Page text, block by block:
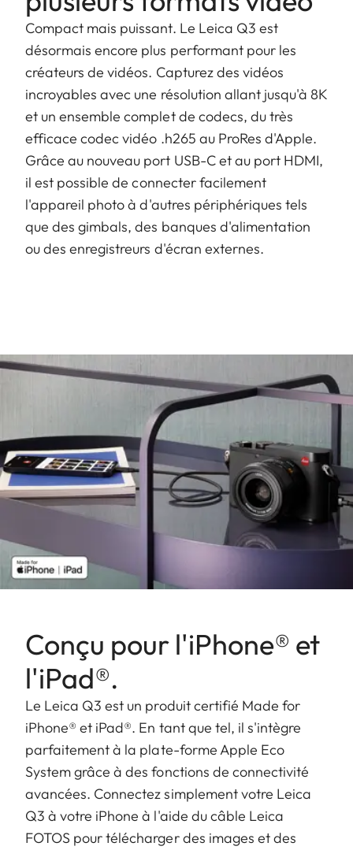
Compact mais puissant. Le Leica Q3 est
désormais encore plus performant pour les
créateurs de vidéos. Capturez des vidéos
incroyables avec une résolution allant jusqu'à 8K
et un ensemble complet de codecs, du très
efficace codec vidéo .h265 au ProRes d'Apple.
Grâce au nouveau port USB-C et au port HDMI,
il est possible de connecter facilement
l'appareil photo à d'autres périphériques tels
que des gimbals, des banques d'alimentation
ou des enregistreurs d'écran externes.
Conçu pour l'iPhone® et
l'iPad®.
Le Leica Q3 est un produit certifié Made for
iPhone® et iPad®. En tant que tel, il s'intègre
parfaitement à la plate-forme Apple Eco
System grâce à des fonctions de connectivité
avancées. Connectez simplement votre Leica
Q3 à votre iPhone à l'aide du câble Leica
FOTOS pour télécharger des images et des